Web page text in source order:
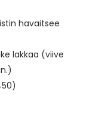
havaitsee
lakkaa (viive